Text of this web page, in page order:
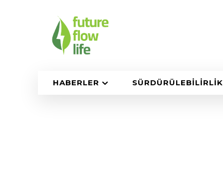
HABERLER SÜRDÜRÜLEBILIRLIK